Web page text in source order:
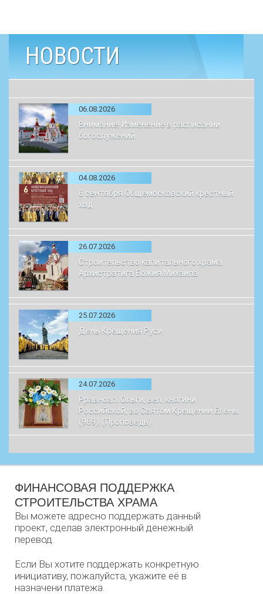
НОВОСТИ
06.08.2026
Внимание! Изменение в расписании
богослужений.
04.08.2026
6 сентября Общемосковский крестный
ход
26.07.2026
Строительство капитального храма
Архистратига Божия Михаила
25.07.2026
День Крещения Руси
24.07.2026
Рравноап. Ольги, вел. княгини
Российской, во Святом Крещении Елены
(969). (Проповедь).
ФИНАНСОВАЯ ПОДДЕРЖКА
СТРОИТЕЛЬСТВА ХРАМА
Вы можете адресно поддержать данный
проект, сделав электронный денежный
перевод.
Если Вы хотите поддержать конкретную
инициативу, пожалуйста, укажите её в
назначени платежа.